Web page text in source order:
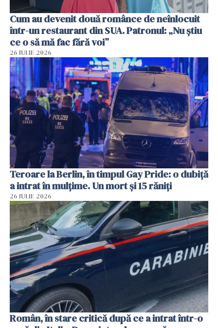
Cum au devenit două românce de neînlocuit
într-un restaurant din SUA. Patronul: „Nu știu
ce o să mă fac fără voi”
26 IULIE 2026
Teroare la Berlin, în timpul Gay Pride: o dubiță
a intrat în mulțime. Un mort și 15 răniți
26 IULIE 2026
Român, în stare critică după ce a intrat într-o